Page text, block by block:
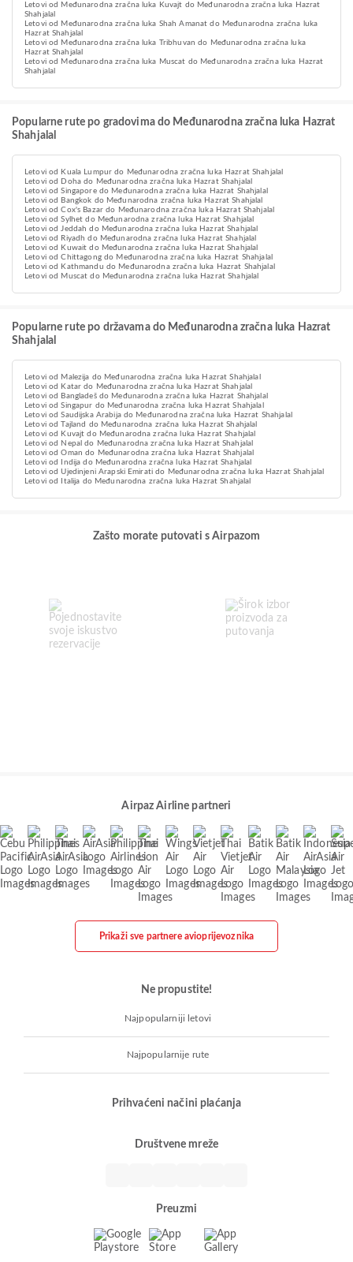
Letovi od Međunarodna zračna luka Kuvajt do Međunarodna zračna luka Hazrat
Shahjalal
Letovi od Međunarodna zračna luka Shah Amanat do Međunarodna zračna luka
Hazrat Shahjalal
Letovi od Međunarodna zračna luka Tribhuvan do Međunarodna zračna luka
Hazrat Shahjalal
Letovi od Međunarodna zračna luka Muscat do Međunarodna zračna luka Hazrat
Shahjalal
Popularne rute po gradovima do Međunarodna zračna luka Hazrat
Shahjalal
Letovi od Kuala Lumpur do Međunarodna zračna luka Hazrat Shahjalal
Letovi od Doha do Međunarodna zračna luka Hazrat Shahjalal
Letovi od Singapore do Međunarodna zračna luka Hazrat Shahjalal
Letovi od Bangkok do Međunarodna zračna luka Hazrat Shahjalal
Letovi od Cox's Bazar do Međunarodna zračna luka Hazrat Shahjalal
Letovi od Sylhet do Međunarodna zračna luka Hazrat Shahjalal
Letovi od Jeddah do Međunarodna zračna luka Hazrat Shahjalal
Letovi od Riyadh do Međunarodna zračna luka Hazrat Shahjalal
Letovi od Kuwait do Međunarodna zračna luka Hazrat Shahjalal
Letovi od Chittagong do Međunarodna zračna luka Hazrat Shahjalal
Letovi od Kathmandu do Međunarodna zračna luka Hazrat Shahjalal
Letovi od Muscat do Međunarodna zračna luka Hazrat Shahjalal
Popularne rute po državama do Međunarodna zračna luka Hazrat
Shahjalal
Letovi od Malezija do Međunarodna zračna luka Hazrat Shahjalal
Letovi od Katar do Međunarodna zračna luka Hazrat Shahjalal
Letovi od Bangladeš do Međunarodna zračna luka Hazrat Shahjalal
Letovi od Singapur do Međunarodna zračna luka Hazrat Shahjalal
Letovi od Saudijska Arabija do Međunarodna zračna luka Hazrat Shahjalal
Letovi od Tajland do Međunarodna zračna luka Hazrat Shahjalal
Letovi od Kuvajt do Međunarodna zračna luka Hazrat Shahjalal
Letovi od Nepal do Međunarodna zračna luka Hazrat Shahjalal
Letovi od Oman do Međunarodna zračna luka Hazrat Shahjalal
Letovi od Indija do Međunarodna zračna luka Hazrat Shahjalal
Letovi od Ujedinjeni Arapski Emirati do Međunarodna zračna luka Hazrat Shahjalal
Letovi od Italija do Međunarodna zračna luka Hazrat Shahjalal
Zašto morate putovati s Airpazom
Airpaz Airline partneri
Prikaži sve partnere avioprijevoznika
Ne propustite!
Najpopularniji letovi
Najpopularnije rute
Prihvaćeni načini plaćanja
Društvene mreže
Preuzmi